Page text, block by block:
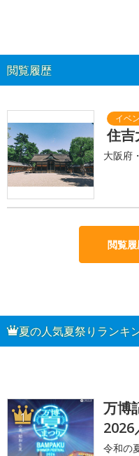
閲覧履歴
住吉
大阪府
閲覧
夏の人気夏祭りランキ
1
万博
2026
令和の